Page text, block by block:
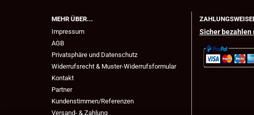
MEHR ÜBER...
Impressum
AGB
Privatsphäre und Datenschutz
Widerrufsrecht & Muster-Widerrufsformular
Kontakt
Partner
Kundenstimmen/Referenzen
Versand- & Zahlung
Sicher bezahlen